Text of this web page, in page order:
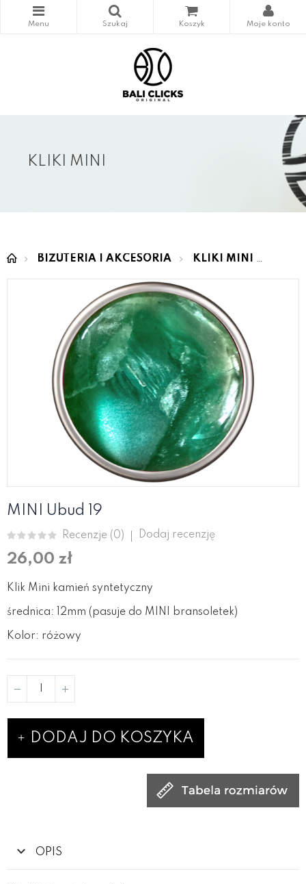
KLIKI MINI
BIŻUTERIA I AKCESORIA KLIKI MINI
MINI Ubud 19
Recenzje (0) Dodaj recenzję
26,00 zł
Klik Mini kamień syntetyczny
średnica: 12mm (pasuje do MINI bransoletek)
Kolor: różowy
DODAJ DO KOSZYKA
OPIS